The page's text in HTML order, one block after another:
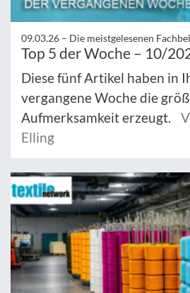
09.03.26 – Die meistgelesenen
Top 5 der Woche – 10/
Diese fünf Artikel haben in
vergangene Woche die
Aufmerksamkeit erzeugt.
Elling